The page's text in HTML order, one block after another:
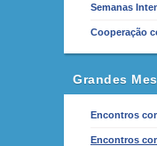
Semanas
Cooperação
Grandes
Encontros
Encontros